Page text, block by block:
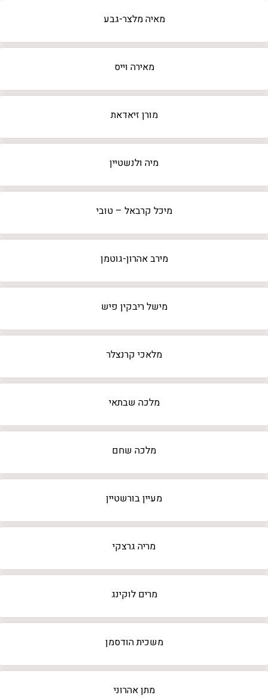
מאיה מלצר-גבע
מאירה וייס
מורן זיאדאת
מיה ולנשטיין
מיכל קרבאל – טובי
מירב אהרון-גוטמן
מישל ריבקין פיש
מלאכי קרנצלר
מלכה שבתאי
מלכה שחם
מעיין בורשטיין
מריה גרצקי
מרים לוקינג
משכית הודסמן
מתן אהרוני